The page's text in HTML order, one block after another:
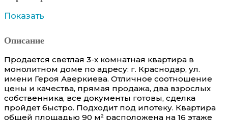
Показать
Описание
Продается светлая 3-х комнатная квартира в
монолитном доме по адресу: г. Краснодар, ул.
имени Героя Аверкиева. Отличное соотношение
цены и качества, прямая продажа, два взрослых
собственника, все документы готовы, сделка
пройдет быстро. Подходит под ипотеку. Квартира
общей площадью 90 м² расположена на 16 этаже